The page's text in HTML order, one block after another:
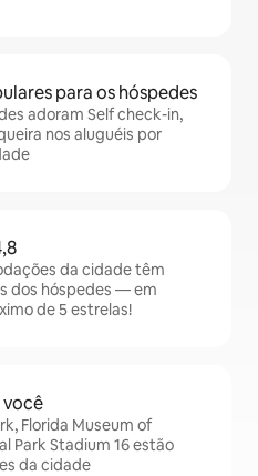
para os hóspedes
adoram Self check-in,
nos aluguéis por
da cidade têm
dos hóspedes — em
de 5 estrelas!
Florida Museum of
Park Stadium 16 estão
da cidade